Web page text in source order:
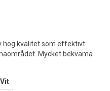
hög kvalitet som effektivt
Mycket bekväma
Vit